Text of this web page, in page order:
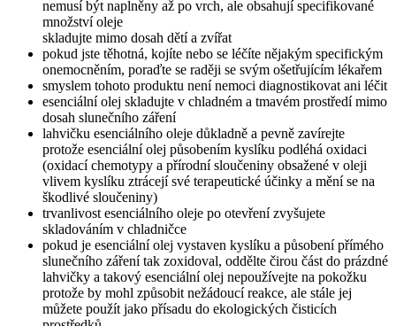
nemusí být naplněny až po vrch, ale obsahují specifikované
množství oleje
skladujte mimo dosah dětí a zvířat
pokud jste těhotná, kojíte nebo se léčíte nějakým specifickým
onemocněním, poraďte se raději se svým ošetřujícím lékařem
smyslem tohoto produktu není nemoci diagnostikovat ani léčit
esenciální olej skladujte v chladném a tmavém prostředí mimo
dosah slunečního záření
lahvičku esenciálního oleje důkladně a pevně zavírejte
protože esenciální olej působením kyslíku podléhá oxidaci
(oxidací chemotypy a přírodní sloučeniny obsažené v oleji
vlivem kyslíku ztrácejí své terapeutické účinky a mění se na
škodlivé sloučeniny)
trvanlivost esenciálního oleje po otevření zvyšujete
skladováním v chladničce
pokud je esenciální olej vystaven kyslíku a působení přímého
slunečního záření tak zoxidoval, oddělte čirou část do prázdné
lahvičky a takový esenciální olej nepoužívejte na pokožku
protože by mohl způsobit nežádoucí reakce, ale stále jej
můžete použít jako přísadu do ekologických čisticích